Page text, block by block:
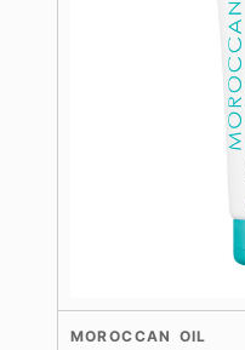
MOROCCAN OIL